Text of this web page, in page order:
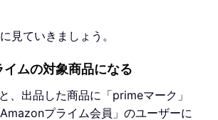
見ていきましょう。
イムの対象商品になる
、出品した商品に「primeマーク」
プライム会員」のユーザーに